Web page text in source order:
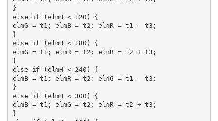
}
else if (elmH < 120) {
elmG = t1; elmB = t2; elmR = t1 - t3;
}
else if (elmH < 180) {
elmG = t1; elmR = t2; elmB = t2 + t3;
}
else if (elmH < 240) {
elmB = t1; elmR = t2; elmG = t1 - t3;
}
else if (elmH < 300) {
elmB = t1; elmG = t2; elmR = t2 + t3;
}